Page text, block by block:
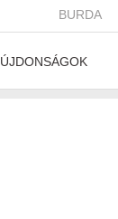
BURDA
ÚJDONSÁGOK